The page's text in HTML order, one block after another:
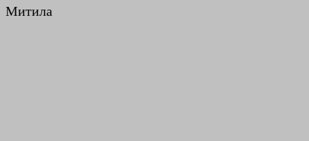
Митила